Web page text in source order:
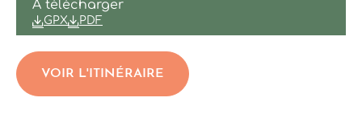
À télécharger
GPX PDF
VOIR L'ITINÉRAIRE